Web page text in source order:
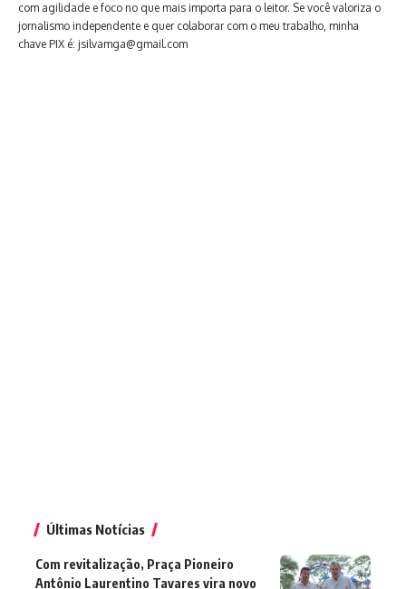
com agilidade e foco no que mais importa para o leitor. Se você valoriza o
jornalismo independente e quer colaborar com o meu trabalho, minha
chave PIX é: jsilvamga@gmail.com
Últimas Notícias
Com revitalização, Praça Pioneiro
Antônio Laurentino Tavares vira novo